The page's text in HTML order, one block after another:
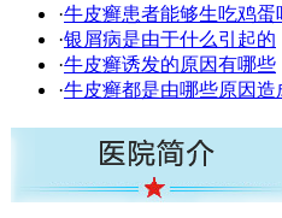
·牛皮癣患者能够生吃鸡蛋
·银屑病是由于什么引起的
·牛皮癣诱发的原因有哪些
·牛皮癣都是由哪些原因造